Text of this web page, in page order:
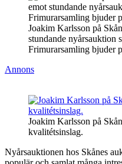
Joakim Karlsson på
stundande nyårsauktion
Frimurarsamling bjuder
Annons
Joakim Karlsson på
kvalitétsinslag.
Nyårsauktionen hos Skånes